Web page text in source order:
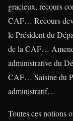
gracieux, recours
CAF… Recours
le Président du
de la CAF…
administrative du
CAF… Saisine du
administratif…
Toutes ces notions